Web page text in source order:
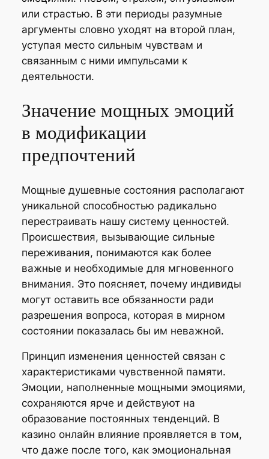
или страстью. В эти периоды разумные
аргументы словно уходят на второй план,
уступая место сильным чувствам и
связанным с ними импульсами к
деятельности.
Значение мощных эмоций
в модификации
предпочтений
Мощные душевные состояния располагают
уникальной способностью радикально
перестраивать нашу систему ценностей.
Происшествия, вызывающие сильные
переживания, понимаются как более
важные и необходимые для мгновенного
внимания. Это поясняет, почему индивиды
могут оставить все обязанности ради
разрешения вопроса, которая в мирном
состоянии показалась бы им неважной.
Принцип изменения ценностей связан с
характеристиками чувственной памяти.
Эмоции, наполненные мощными эмоциями,
сохраняются ярче и действуют на
образование постоянных тенденций. В
казино онлайн влияние проявляется в том,
что даже после того, как эмоциональная